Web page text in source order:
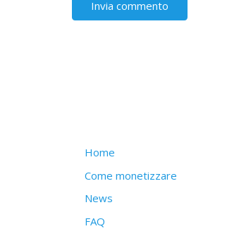
Home
Come monetizzare
News
FAQ